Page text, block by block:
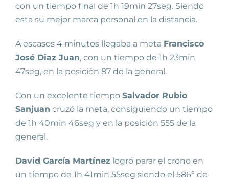
con un tiempo final de 1h 19min 27seg. Siendo
esta su mejor marca personal en la distancia.
A escasos 4 minutos llegaba a meta Francisco
José Diaz Juan, con un tiempo de 1h 23min
47seg, en la posición 87 de la general.
Con un excelente tiempo Salvador Rubio
Sanjuan cruzó la meta, consiguiendo un tiempo
de 1h 40min 46seg y en la posición 555 de la
general.
David García Martínez logró parar el crono en
un tiempo de 1h 41min 55seg siendo el 586º de